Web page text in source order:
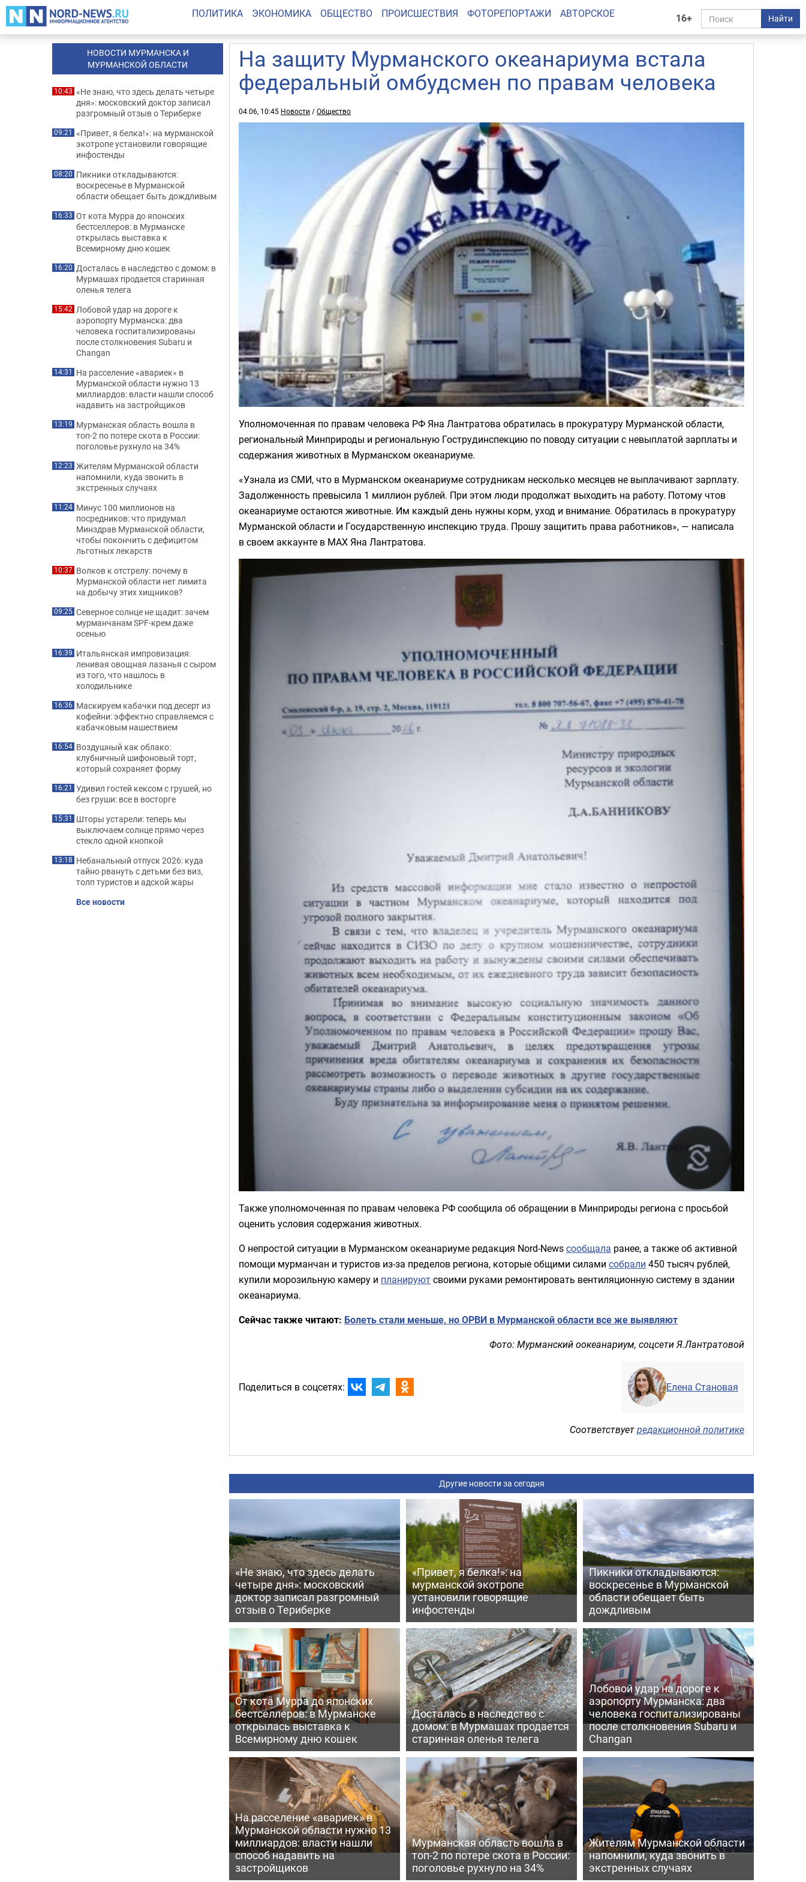
16+ Найти
ПОЛИТИКА ЭКОНОМИКА ОБЩЕСТВО ПРОИСШЕСТВИЯ ФОТОРЕПОРТАЖИ АВТОРСКОЕ
На защиту Мурманского океанариума встала
федеральный омбудсмен по правам человека
04.06, 10:45 Новости /Общество
Уполномоченная по правам человека РФ Яна Лантратова обратилась в прокуратуру Мурманской области,
региональный Минприроды и региональную Гострудинспекцию по поводу ситуации с невыплатой зарплаты и
содержания животных в Мурманском океанариуме.
«Узнала из СМИ, что в Мурманском океанариуме сотрудникам несколько месяцев не выплачивают зарплату.
Задолженность превысила 1 миллион рублей. При этом люди продолжат выходить на работу. Потому чтов
океанариуме остаются животные. Им каждый день нужны корм, уход и внимание. Обратилась в прокуратуру
Мурманской области и Государственную инспекцию труда. Прошу защитить права работников», — написала
в своем аккаунте в МАХ Яна Лантратова.
Также уполномоченная по правам человека РФ сообщила об обращении в Минприроды региона с просьбой
оценить условия содержания животных.
О непростой ситуации в Мурманском океанариуме редакция Nord-Newsсообщала ранее, а также об активной
помощи мурманчан и туристов из-за пределов региона, которые общими силами собрали 450 тысяч рублей,
купили морозильную камеру и планируютсвоими руками ремонтировать вентиляционную систему в здании
океанариума.
Сейчас также читают: Болеть стали меньше, но ОРВИ в Мурманской области все же выявляют
Фото: Мурманский оокеанариум, соцсети Я.Лантратовой
Поделиться в соцсетях: Елена Становая
Соответствуетредакционной политике
Другие новости за сегодня
«Не знаю, что здесь делать
четыре дня»: московский
доктор записал разгромный
отзыв о Териберке
«Привет, я белка!»: на
мурманской экотропе
установили говорящие
инфостенды
Пикники откладываются:
воскресенье в Мурманской
области обещает быть
дождливым
От кота Мурра до японских
бестселлеров: в Мурманске
открылась выставка к
Всемирному дню кошек
Досталась в наследство с
домом: в Мурмашах продается
старинная оленья телега
Лобовой удар на дороге к
аэропорту Мурманска: два
человека госпитализированы
после столкновения Subaru и
Changan
На расселение «авариек» в
Мурманской области нужно 13
миллиардов: власти нашли
способ надавить на
застройщиков
Мурманская область вошла в
топ-2 по потере скота в России:
поголовье рухнуло на 34%
Жителям Мурманской области
напомнили, куда звонить в
экстренных случаях
НОВОСТИ МУРМАНСКА И
МУРМАНСКОЙ ОБЛАСТИ
10:43 «Не знаю, что здесь делать четыре
дня»: московский доктор записал
разгромный отзыв о Териберке
09:21 «Привет, я белка!»: на мурманской
экотропе установили говорящие
инфостенды
08:20 Пикники откладываются:
воскресенье в Мурманской
области обещает быть дождливым
16:33 От кота Мурра до японских
бестселлеров: в Мурманске
открылась выставка к
Всемирному дню кошек
16:20 Досталась в наследство с домом: в
Мурмашах продается старинная
оленья телега
15:42 Лобовой удар на дороге к
аэропорту Мурманска: два
человека госпитализированы
после столкновения Subaru и
Changan
14:31 На расселение «авариек» в
Мурманской области нужно 13
миллиардов: власти нашли способ
надавить на застройщиков
13:19 Мурманская область вошла в
топ-2 по потере скота в России:
поголовье рухнуло на 34%
12:23 Жителям Мурманской области
напомнили, куда звонить в
экстренных случаях
11:24 Минус 100 миллионов на
посредников: что придумал
Минздрав Мурманской области,
чтобы покончить с дефицитом
льготных лекарств
10:37 Волков к отстрелу: почему в
Мурманской области нет лимита
на добычу этих хищников?
09:25 Северное солнце не щадит: зачем
мурманчанам SPF-крем даже
осенью
16:39 Итальянская импровизация:
ленивая овощная лазанья с сыром
из того, что нашлось в
холодильнике
16:36 Маскируем кабачки под десерт из
кофейни: эффектно справляемся с
кабачковым нашествием
16:54 Воздушный как облако:
клубничный шифоновый торт,
который сохраняет форму
16:21 Удивил гостей кексом с грушей, но
без груши: все в восторге
15:31 Шторы устарели: теперь мы
выключаем солнце прямо через
стекло одной кнопкой
13:18 Небанальный отпуск 2026: куда
тайно рвануть с детьми без виз,
толп туристов и адской жары
Все новости